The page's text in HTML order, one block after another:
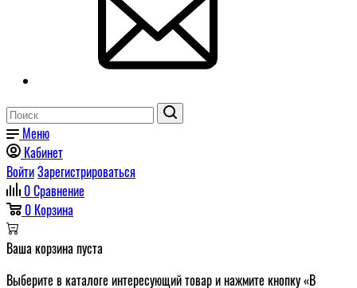
Меню
Кабинет
ВойтиЗарегистрироваться
0Сравнение
0 Корзина
Ваша корзина пуста
Выберите в каталоге интересующий товар и нажмите кнопку «В